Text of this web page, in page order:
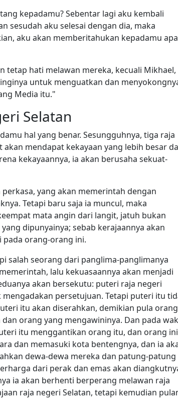
kepadamu? Sebentar lagi aku kembali
sesudah aku selesai dengan dia, maka
aku akan memberitahukan kepadamu apa
tetap hati melawan mereka, kecuali Mikhael,
untuk menguatkan dan
Media itu."
Selatan
hal yang benar. Sesungguhnya, tiga raja
mendapat kekayaan yang lebih besar
kekayaannya, ia akan berusaha sekuat-
yang akan memerintah dengan
Tetapi baru saja ia muncul, maka
mata angin dari langit, jatuh bukan
dipunyainya; sebab kerajaannya akan
orang-orang ini.
salah seorang dari panglima-panglimanya
lalu kekuasaannya akan menjadi
akan bersekutu: puteri raja negeri
persetujuan. Tetapi puteri itu
itu akan diserahkan, demikian pula
orang yang mengawininya. Dan pada
itu menggantikan orang itu, dan orang ini
dan memasuki kota bentengnya, dan ia
dewa-dewa mereka dan patung-patung
dari perak dan emas akan
ia akan berhenti berperang melawan raja
raja negeri Selatan, tetapi kemudian